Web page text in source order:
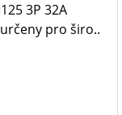
3P 32A
pro širo..